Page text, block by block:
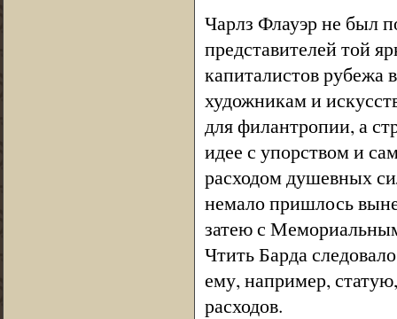
Чарлз Флауэр не был
представителей той
капиталистов рубежа
художникам и
для филантропии, а
идее с упорством и
расходом душевных
немало пришлось
затею с
Чтить Барда
ему, например,
расходов.